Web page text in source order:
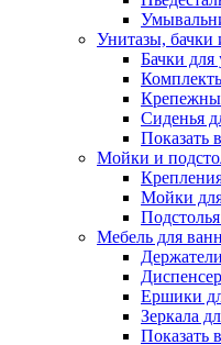
Унитазы, бачки
Бачки для
Сиденья
Показать
Мойки и
Мойки
Мебель для
Ершики
Зеркала
Показать